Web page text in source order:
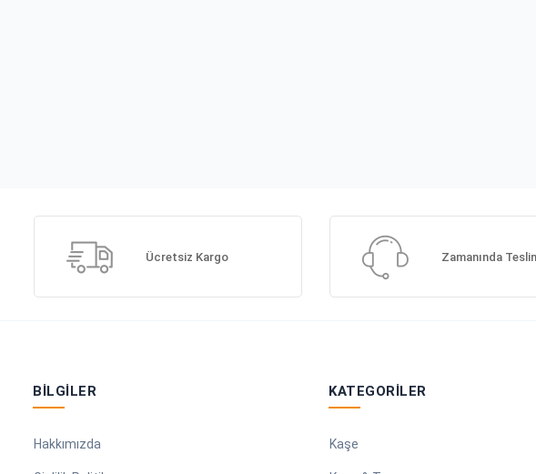
Ücretsiz Kargo Zamanında
BILGILER
Hakkımızda
KATEGORILER
Kaşe